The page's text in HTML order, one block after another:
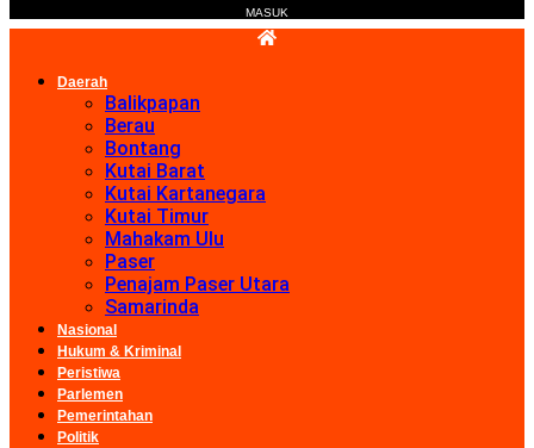
MASUK
Daerah
Balikpapan
Berau
Bontang
Kutai Barat
Kutai Kartanegara
Kutai Timur
Mahakam Ulu
Paser
Penajam Paser Utara
Samarinda
Nasional
Hukum & Kriminal
Peristiwa
Parlemen
Pemerintahan
Politik